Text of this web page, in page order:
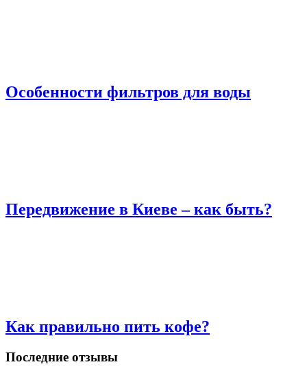
Особенности фильтров для воды
Передвижение в Киеве – как быть?
Как правильно пить кофе?
Последние отзывы